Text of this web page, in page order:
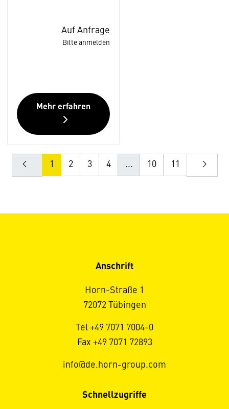
Auf Anfrage
Bitte anmelden
Mehr erfahren
1 2 3 4 ... 10 11
Anschrift
Horn-Straße 1
72072 Tübingen
Tel +49 7071 7004-0
Fax +49 7071 72893
info@de.horn-group.com
Schnellzugriffe